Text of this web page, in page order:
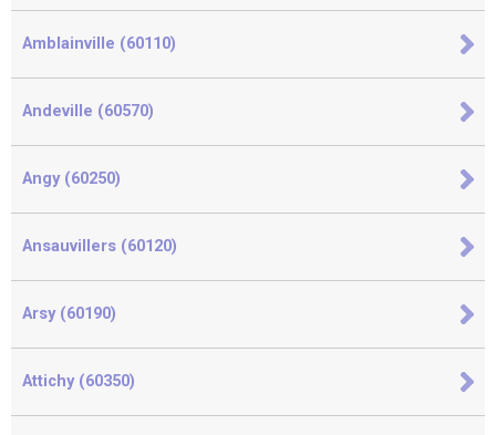
Amblainville (60110)
Andeville (60570)
Angy (60250)
Ansauvillers (60120)
Arsy (60190)
Attichy (60350)